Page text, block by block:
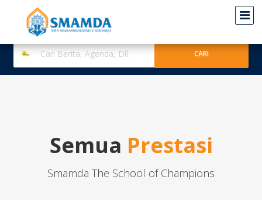
Semua Prestasi
Smamda The School of Champions